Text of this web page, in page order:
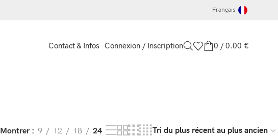
Français
Contact & Infos Connexion / Inscription 0 / 0.00 €
Montrer 9 12 18 24